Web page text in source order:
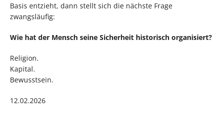
Basis entzieht, dann stellt sich die nächste Frage
zwangsläufig:
Wie hat der Mensch seine Sicherheit historisch organisiert?
Religion.
Kapital.
Bewusstsein.
12.02.2026